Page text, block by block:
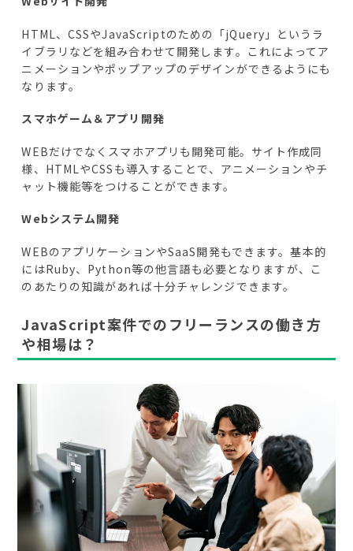
HTML、CSSやJavaScriptのための「jQuery」というラ
イブラリなどを組み合わせて開発します。これによってア
ニメーションやポップアップのデザインができるようにも
なります。
スマホゲーム＆アプリ開発
WEBだけでなくスマホアプリも開発可能。サイト作成同
様、HTMLやCSSも導入することで、アニメーションやチ
ャット機能等をつけることができます。
Webシステム開発
WEBのアプリケーションやSaaS開発もできます。基本的
にはRuby、Python等の他言語も必要となりますが、こ
のあたりの知識があれば十分チャレンジできます。
JavaScript案件でのフリーランスの働き方
や相場は？